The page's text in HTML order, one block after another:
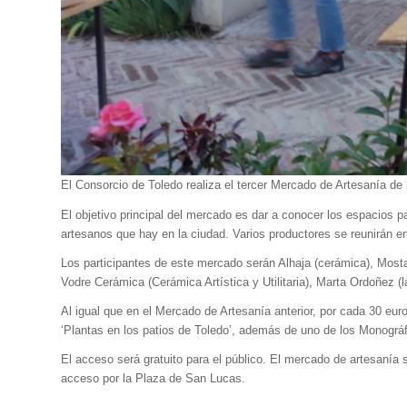
El Consorcio de Toledo realiza el tercer Mercado de Artesanía
El objetivo principal del mercado es dar a conocer los espacios
artesanos que hay en la ciudad. Varios productores se reunirán
Los participantes de este mercado serán Alhaja (cerámica),
Vodre Cerámica (Cerámica Artística y Utilitaria), Marta Ordoñez
Al igual que en el Mercado de Artesanía anterior, por cada 30
‘Plantas en los patios de Toledo’, además de uno de los
El acceso será gratuito para el público. El mercado de
acceso por la Plaza de San Lucas.